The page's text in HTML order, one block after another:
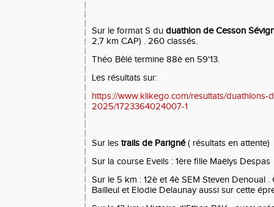
Sur le format S du duathlon de Cesson
2,7 km CAP) . 260 classés.
Théo Bêlé termine 88è en 59'13.
Les résultats sur:
https://www.klikego.com/resultats/duathlons-
2025/1723364024007-1
Sur les trails de Parigné( résultats en attente)
Sur la course Eveils : 1ère fille Maëlys Despas
Sur le 5 km : 12è et 4è SEM Steven Denoual .
Bailleul et Elodie Delaunay aussi sur cette